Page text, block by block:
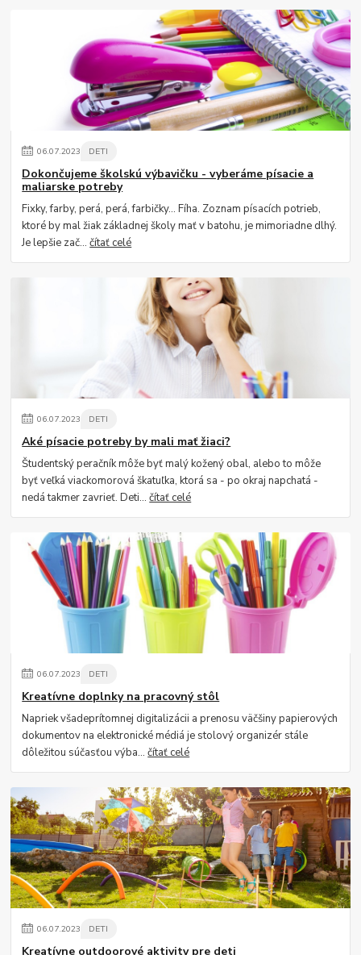
06.07.2023 DETI
Dokončujeme školskú výbavičku - vyberáme písacie a
maliarske potreby
Fixky, farby, perá, perá, farbičky... Fíha. Zoznam písacích potrieb,
ktoré by mal žiak základnej školy mať v batohu, je mimoriadne dlhý.
Je lepšie zač...čítať celé
06.07.2023 DETI
Aké písacie potreby by mali mať žiaci?
Študentský peračník môže byť malý kožený obal, alebo to môže
byť veľká viackomorová škatuľka, ktorá sa - po okraj napchatá -
nedá takmer zavrieť. Deti...čítať celé
06.07.2023 DETI
Kreatívne doplnky na pracovný stôl
Napriek všadeprítomnej digitalizácii a prenosu väčšiny papierových
dokumentov na elektronické médiá je stolový organizér stále
dôležitou súčasťou výba...čítať celé
06.07.2023 DETI
Kreatívne outdoorové aktivity pre deti